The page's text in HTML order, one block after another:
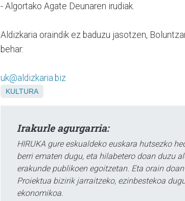
- Algortako Agate Deunaren irudiak.
Aldizkaria oraindik ez baduzu jasotzen,
behar:
uk@aldizkaria.biz
KULTURA
Irakurle agurgarria:
HIRUKA gure eskualdeko euskara hutsezko
berri ematen dugu, eta hilabetero doan duzu
erakunde publikoen egoitzetan. Eta orain
Proiektua bizirik jarraitzeko, ezinbestekoa
ekonomikoa.